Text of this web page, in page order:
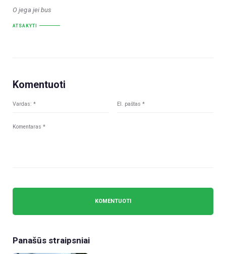
O jega jei bus
ATSAKYTI
Komentuoti
Panašūs straipsniai